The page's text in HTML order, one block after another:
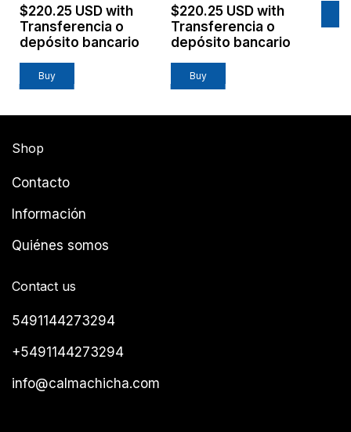
$220.25 USD with
Transferencia o
depósito bancario
$220.25 USD with
Transferencia o
depósito bancario
Shop
Contacto
Información
Quiénes somos
Contact us
5491144273294
+5491144273294
info@calmachicha.com